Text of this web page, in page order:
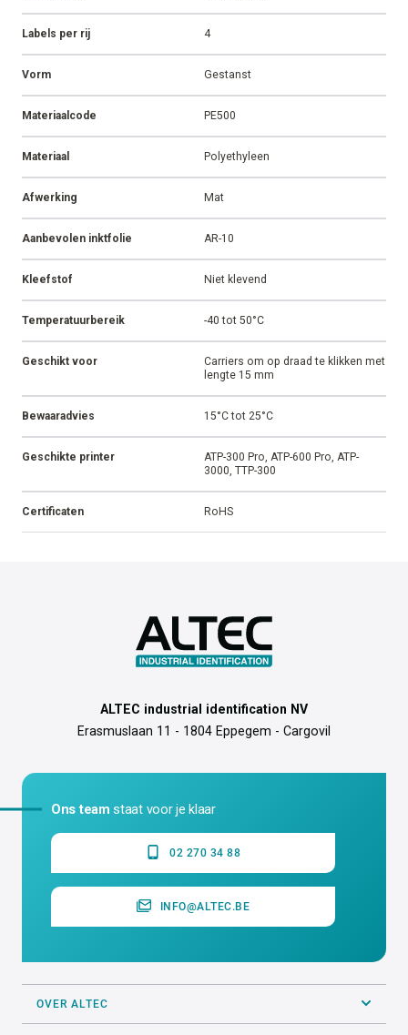
Labels per rij 4
Vorm Gestanst
Materiaalcode PE500
Materiaal Polyethyleen
Afwerking Mat
Aanbevolen inktfolie AR-10
Kleefstof Niet klevend
Temperatuurbereik -40 tot 50°C
Geschikt voor
Carriers om op draad te klikken met
lengte 15 mm
Bewaaradvies 15°C tot 25°C
Geschikte printer
ATP-300 Pro, ATP-600 Pro, ATP-
3000, TTP-300
Certificaten RoHS
ALTEC industrial identification NV
Erasmuslaan 11 - 1804 Eppegem - Cargovil
Ons team staat voor je klaar
02 270 34 88
INFO@ALTEC.BE
OVER ALTEC